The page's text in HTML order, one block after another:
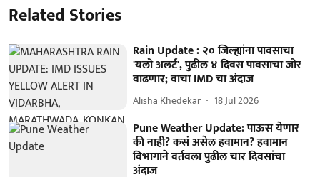
Related Stories
Rain Update : २० जिल्ह्यांना पावसाचा
'यलो अलर्ट', पुढील ४ दिवस पावसाचा जोर
वाढणार; वाचा IMD चा अंदाज
Alisha Khedekar 18 Jul 2026
Pune Weather Update: पाऊस येणार
की नाही? कसं असेल हवामान? हवामान
विभागाने वर्तवला पुढील चार दिवसांचा
अंदाज